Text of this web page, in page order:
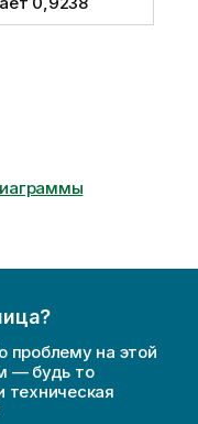
проблему на этой
— будь то
техническая